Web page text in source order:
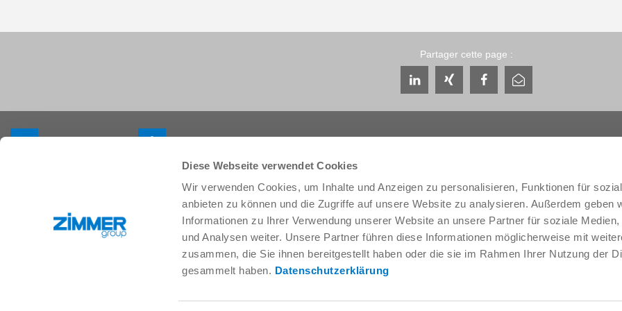
Diese Webseite verwendet Cookies
Wir verwenden Cookies, um Inhalte und Anzeigen zu personalisieren, Funktionen für
anbieten zu können und die Zugriffe auf unsere Website zu analysieren. Außerdem geben
Informationen zu Ihrer Verwendung unserer Website an unsere Partner für soziale Medien,
und Analysen weiter. Unsere Partner führen diese Informationen möglicherweise mit
zusammen, die Sie ihnen bereitgestellt haben oder die sie im Rahmen Ihrer Nutzung der
gesammelt haben. Datenschutzerklärung
Partager cette page :
Construction de machineset
Nouveautés
Solutions système
Technique des procédés
SOFT CLOSE
Interlocuteurs
Service
données
THE KNOW-HOW
Salons et événements
Zimmer Group